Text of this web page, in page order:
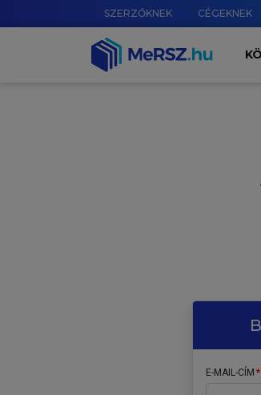
SZERZŐKNEK CÉGEKNEK
E-MAIL-CÍM